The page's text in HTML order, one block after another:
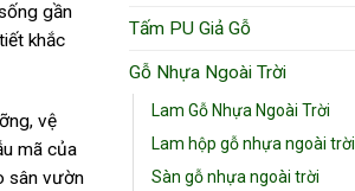
gần
khắc
vệ
mã của
sân vườn
Tấm PU Giả Gỗ
Gỗ Nhựa Ngoài Trời
Lam Gỗ Nhựa Ngoài Trời
Lam hộp gỗ nhựa ngoài trời
Sàn gỗ nhựa ngoài trời